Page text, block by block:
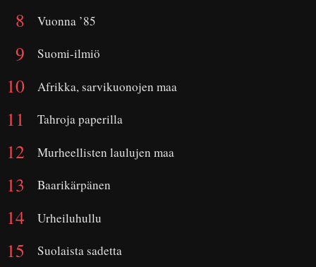
Vuonna ’85
Suomi-ilmiö
Afrikka, sarvikuonojen maa
Tahroja paperilla
Murheellisten laulujen maa
Baarikärpänen
Urheiluhullu
Suolaista sadetta